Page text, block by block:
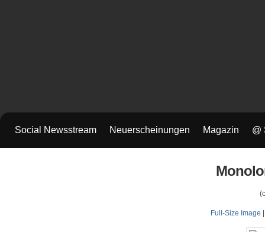
Social Newsstream Neuerscheinungen Magazin @
Full-Size Image